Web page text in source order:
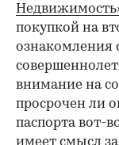
покупкой на
ознакомления
внимание на
просрочен ли
паспорта вот-
имеет смысл